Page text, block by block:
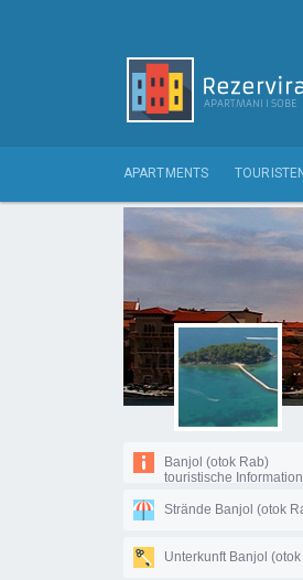
APARTMENTS
Banjol (otok Rab)
touristische
Strände Banjol (otok
Unterkunft Banjol